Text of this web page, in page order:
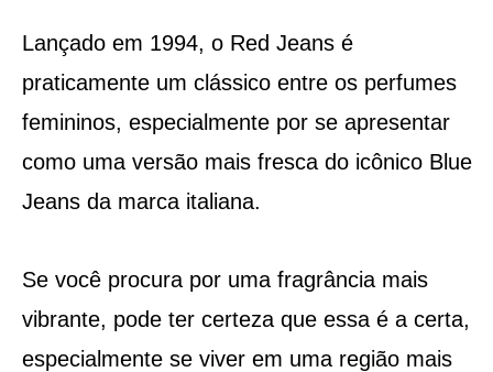
Lançado em 1994, o Red Jeans é
praticamente um clássico entre os perfumes
femininos, especialmente por se apresentar
como uma versão mais fresca do icônico Blue
Jeans da marca italiana.
Se você procura por uma fragrância mais
vibrante, pode ter certeza que essa é a certa,
especialmente se viver em uma região mais